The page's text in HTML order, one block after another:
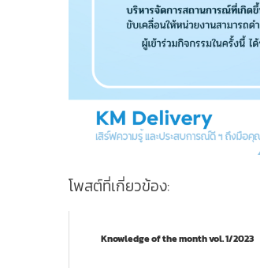
โพสต์ที่เกี่ยวข้อง:
Knowledge of the month vol. 1/2023